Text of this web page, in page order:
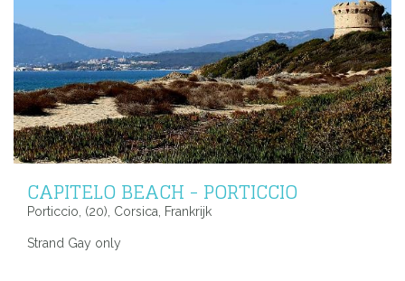
CAPITELO BEACH - PORTICCIO
Porticcio, (20), Corsica, Frankrijk
Strand Gay only